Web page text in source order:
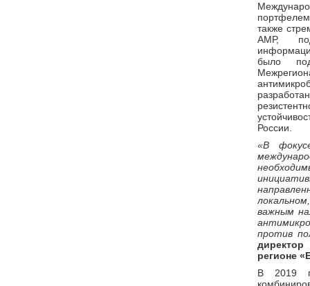
также
АМР,
было
России.
«В
важным
против
директор
регионе
В 2019